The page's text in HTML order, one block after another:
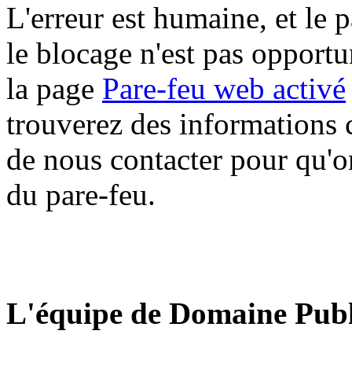
L'erreur est humaine, et le
le blocage n'est pas
la page Pare-feu web activé
trouverez des informations
de nous contacter pour
du pare-feu.
L'équipe de Domaine